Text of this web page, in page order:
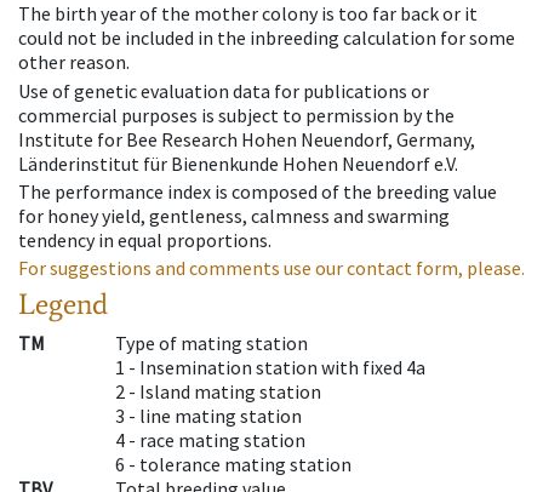
The birth year of the mother colony is too far back or it
could not be included in the inbreeding calculation for some
other reason.
Use of genetic evaluation data for publications or
commercial purposes is subject to permission by the
Institute for Bee Research Hohen Neuendorf, Germany,
Länderinstitut für Bienenkunde Hohen Neuendorf e.V.
The performance index is composed of the breeding value
for honey yield, gentleness, calmness and swarming
tendency in equal proportions.
For suggestions and comments use our contact form, please.
Legend
TM
Type of mating station
1 - Insemination station with fixed 4a
2 - Island mating station
3 - line mating station
4 - race mating station
6 - tolerance mating station